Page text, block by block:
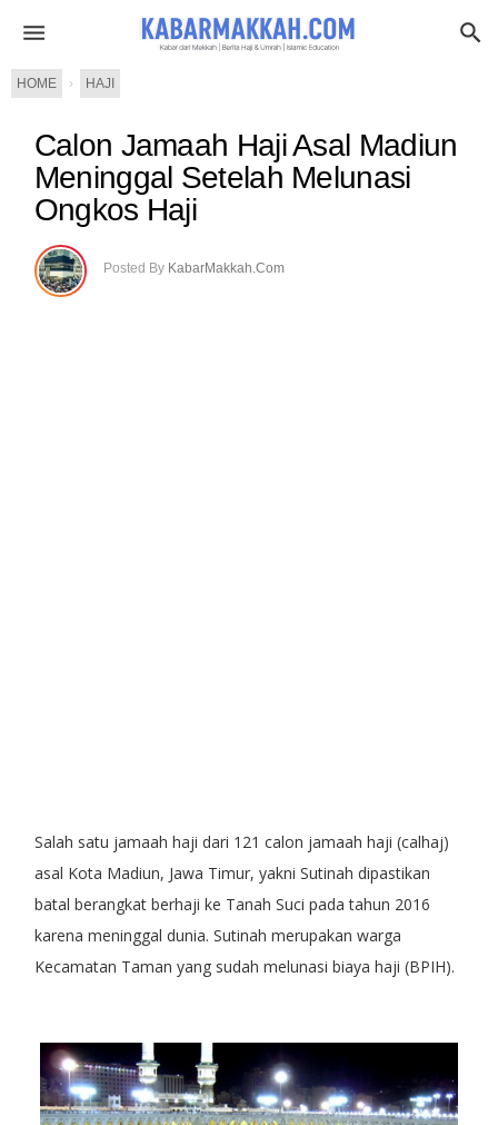
HOME › HAJI
Calon Jamaah Haji Asal Madiun
Meninggal Setelah Melunasi
Ongkos Haji
Posted By KabarMakkah.Com
Salah satu jamaah haji dari 121 calon jamaah haji (calhaj)
asal Kota Madiun, Jawa Timur, yakni Sutinah dipastikan
batal berangkat berhaji ke Tanah Suci pada tahun 2016
karena meninggal dunia. Sutinah merupakan warga
Kecamatan Taman yang sudah melunasi biaya haji (BPIH).